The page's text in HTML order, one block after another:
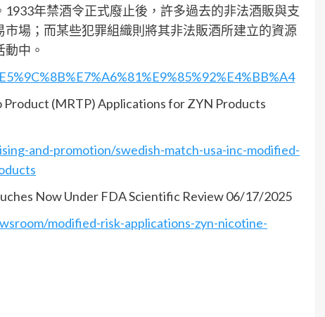
年禁酒令正式廢止後，許多過去的非法酒販與支
場；而某些犯罪組織則將其非法販酒所建立的資源
中。
Product (MRTP) Applications for ZYN Products
and-promotion/swedish-match-usa-inc-modified-
Now Under FDA Scientific Review 06/17/2025
modified-risk-applications-zyn-nicotine-